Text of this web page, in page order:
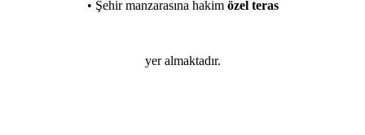
• Şehir manzarasına hakim özel teras
yer almaktadır.